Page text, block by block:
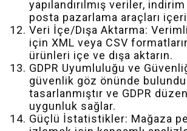
yapılandırılmış veriler,
posta pazarlama araçları
Veri İçe/Dışa Aktarma:
için XML veya CSV
ürünleri içe ve dışa aktarın.
GDPR Uyumluluğu ve
güvenlik göz önünde
tasarlanmıştır ve GDPR
uygunluk sağlar.
Güçlü İstatistikler: Mağaza